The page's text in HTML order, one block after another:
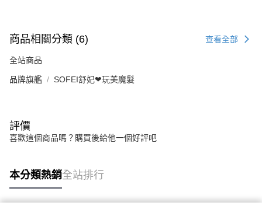
商品相關分類 (6) 查看全部
全站商品
品牌旗艦 SOFEI舒妃❤︎玩美魔髮
評價
喜歡這個商品嗎？購買後給他一個好評吧
本分類熱銷全站排行